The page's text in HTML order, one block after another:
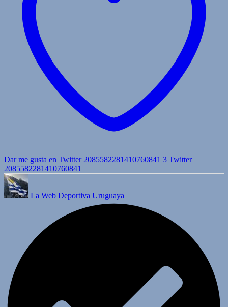
Dar me gusta en Twitter 2085582281410760841 3 Twitter
2085582281410760841
La Web Deportiva Uruguaya